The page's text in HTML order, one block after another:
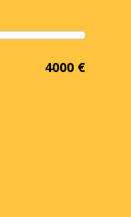
4000 €